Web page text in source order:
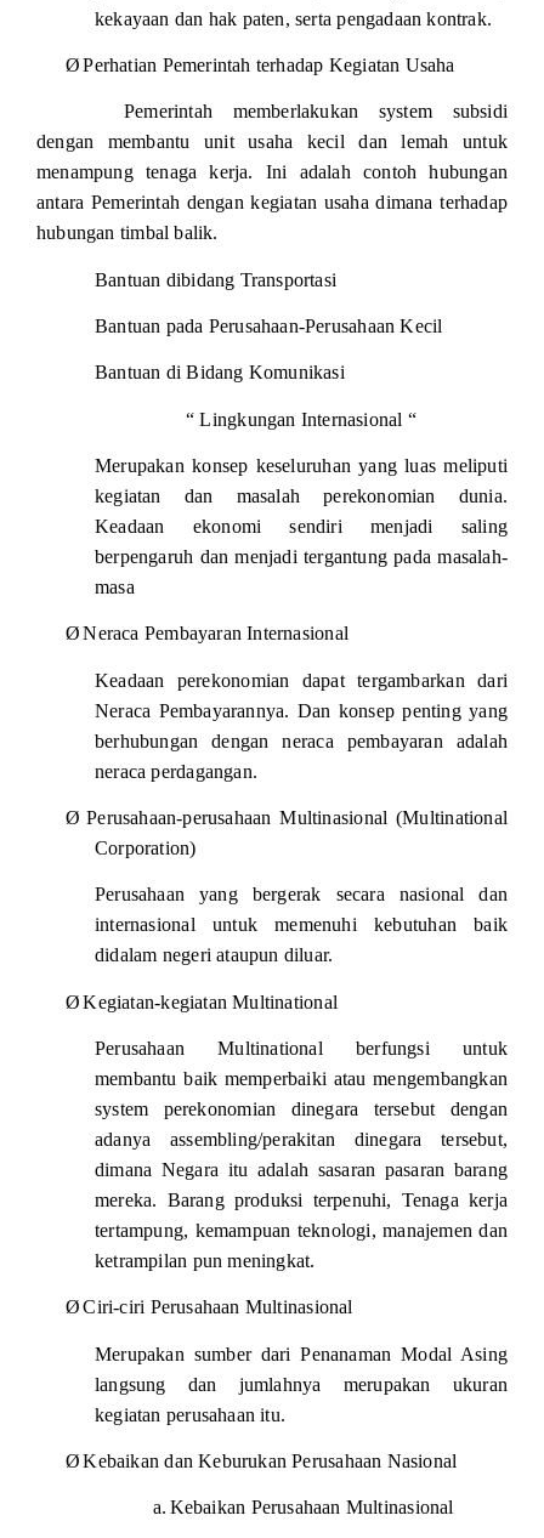
kekayaan dan hak paten, serta pengadaan kontrak.
Ø Perhatian Pemerintah terhadap Kegiatan Usaha
Pemerintah memberlakukan system subsidi
dengan membantu unit usaha kecil dan lemah untuk
menampung tenaga kerja. Ini adalah contoh hubungan
antara Pemerintah dengan kegiatan usaha dimana terhadap
hubungan timbal balik.
Bantuan dibidang Transportasi
Bantuan pada Perusahaan-Perusahaan Kecil
Bantuan di Bidang Komunikasi
“ Lingkungan Internasional “
Merupakan konsep keseluruhan yang luas meliputi
kegiatan dan masalah perekonomian dunia.
Keadaan ekonomi sendiri menjadi saling
berpengaruh dan menjadi tergantung pada masalah-
masa
Ø Neraca Pembayaran Internasional
Keadaan perekonomian dapat tergambarkan dari
Neraca Pembayarannya. Dan konsep penting yang
berhubungan dengan neraca pembayaran adalah
neraca perdagangan.
Ø Perusahaan-perusahaan Multinasional (Multinational
Corporation)
Perusahaan yang bergerak secara nasional dan
internasional untuk memenuhi kebutuhan baik
didalam negeri ataupun diluar.
Ø Kegiatan-kegiatan Multinational
Perusahaan Multinational berfungsi untuk
membantu baik memperbaiki atau mengembangkan
system perekonomian dinegara tersebut dengan
adanya assembling/perakitan dinegara tersebut,
dimana Negara itu adalah sasaran pasaran barang
mereka. Barang produksi terpenuhi, Tenaga kerja
tertampung, kemampuan teknologi, manajemen dan
ketrampilan pun meningkat.
Ø Ciri-ciri Perusahaan Multinasional
Merupakan sumber dari Penanaman Modal Asing
langsung dan jumlahnya merupakan ukuran
kegiatan perusahaan itu.
Ø Kebaikan dan Keburukan Perusahaan Nasional
a. Kebaikan Perusahaan Multinasional